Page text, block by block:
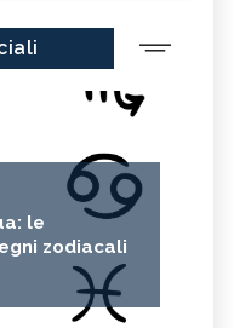
le
zodiacali